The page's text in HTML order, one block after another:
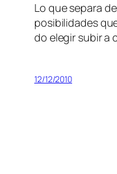
Lo que se­pa­ra
po­si­bi­li­da­des
do ele­gir su­bir a
12/12/2010